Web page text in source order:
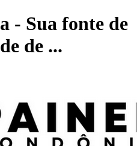
- Sua fonte de
de ...